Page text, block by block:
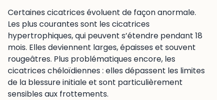
Certaines cicatrices évoluent de façon anormale.
Les plus courantes sont les cicatrices
hypertrophiques, qui peuvent s’étendre pendant 18
mois. Elles deviennent larges, épaisses et souvent
rougeâtres. Plus problématiques encore, les
cicatrices chéloïdiennes : elles dépassent les limites
de la blessure initiale et sont particulièrement
sensibles aux frottements.